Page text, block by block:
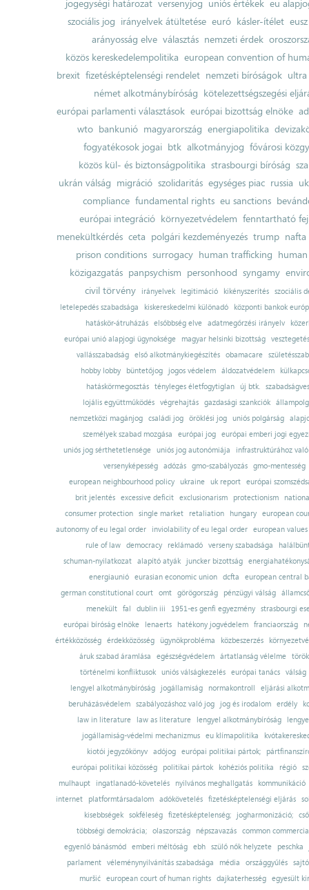
jogegységi határozat versenyjog uniós értékek eu
szociális jog irányelvek átültetése euró kásler-ítélet
arányosság elve választás nemzeti érdek
közös kereskedelempolitika european convention of
brexit fizetésképtelenségi rendelet nemzeti bíróságok ultra
német alkotmánybíróság kötelezettségszegési
európai parlamenti választások európai bizottság elnöke
wto bankunió magyarország energiapolitika
fogyatékosok jogai btk alkotmányjog fővárosi
közös kül- és biztonságpolitika strasbourgi bíróság
ukrán válság migráció szolidaritás egységes piac russia
compliance fundamental rights eu sanctions
európai integráció környezetvédelem fenntartható
menekültkérdés ceta polgári kezdeményezés trump nafta
prison conditions surrogacy human trafficking
közigazgatás panpsychism personhood syngamy
civil törvény
irányelvek legitimáció kikényszerítés szociális
letelepedés szabadsága
kiskereskedelmi különadó
központi bankok
hatáskör-átruházás
elsőbbség elve adatmegőrzési irányelv
európai unió alapjogi ügynoksége
magyar helsinki bizottság
vesztegetés
vallásszabadság
első alkotmánykiegészítés obamacare
hobby lobby
büntetőjog jogos védelem áldozatvédelem
hatáskörmegosztás tényleges életfogytiglan új btk.
lojális együttműködés
végrehajtás gazdasági szankciók
nemzetközi magánjog
családi jog öröklési jog uniós polgárság
személyek szabad mozgása
európai jog európai emberi jogi
uniós jog sérthetetlensége uniós jog autonómiája
infrastruktúrához
versenyképesség adózás gmo-szabályozás gmo-mentesség
european neighbourhood policy
ukraine uk report
európai
brit jelentés excessive deficit exclusionarism protectionism
consumer protection
single market retaliation hungary
european
autonomy of eu legal order
inviolability of eu legal order
european values
rule of law
democracy reklámadó verseny szabadsága
schuman-nyilatkozat alapító atyák juncker bizottság
energiaunió eurasian economic union dcfta
european central
german constitutional court
omt görögország pénzügyi válság
menekült
fal dublin iii 1951-es genfi egyezmény
strasbourgi
európai bíróság elnöke
lenaerts hatékony jogvédelem franciaország
értékközösség
érdekközösség ügynökprobléma közbeszerzés
áruk szabad áramlása
egészségvédelem ártatlanság vélelme
történelmi konfliktusok uniós válságkezelés európai tanács válság
lengyel alkotmánybíróság
jogállamiság normakontroll
eljárási
beruházásvédelem
szabályozáshoz való jog jog és irodalom erdély
law in literature
law as literature lengyel alkotmánybíróság
jogállamiság-védelmi mechanizmus
eu klímapolitika
kiotói jegyzőkönyv adójog európai politikai pártok;
európai politikai közösség
politikai pártok kohéziós politika régió
mulhaupt
ingatlanadó-követelés nyilvános meghallgatás
kommunikáció
internet
platformtársadalom adókövetelés fizetésképtelenségi eljárás
kisebbségek sokféleség fizetésképtelenség; jogharmonizáció;
többségi demokrácia; olaszország népszavazás common
egyenlő bánásmód emberi méltóság ebh szülő nők helyzete
peschka
parlament
véleménynyilvánítás szabadsága média országgyűlés
muršić
european court of human rights dajkaterhesség
egyesült